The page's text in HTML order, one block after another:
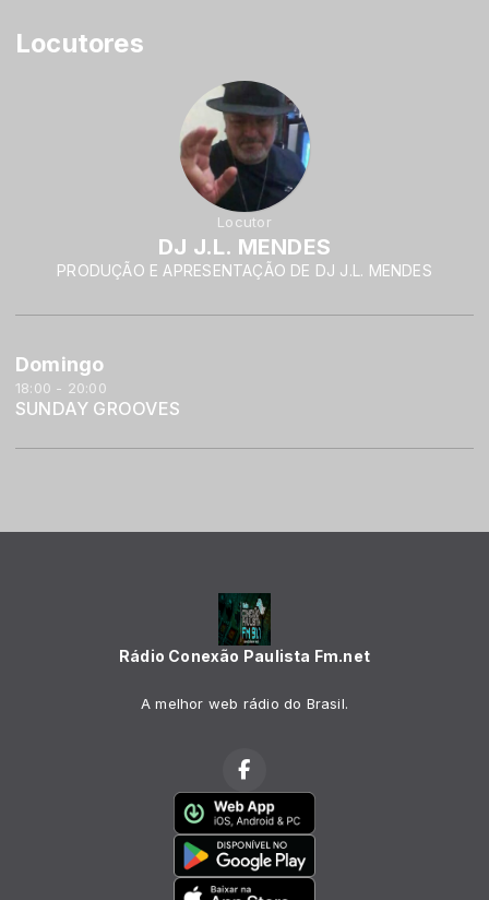
Locutores
Locutor
DJ J.L. MENDES
PRODUÇÃO E APRESENTAÇÃO DE DJ J.L. MENDES
Domingo
18:00 - 20:00
SUNDAY GROOVES
Rádio Conexão Paulista Fm.net
A melhor web rádio do Brasil.